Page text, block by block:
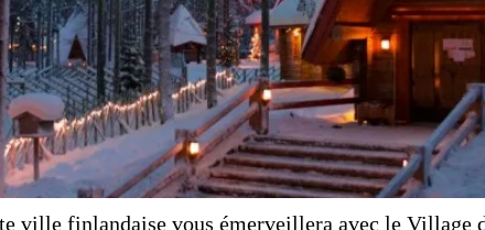
ville finlandaise vous émerveillera avec le Village